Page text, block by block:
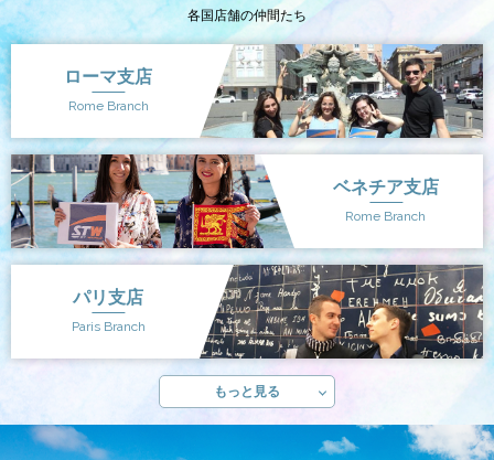
各国店舗の仲間たち
ローマ支店
Rome Branch
ベネチア支店
Rome Branch
パリ支店
Paris Branch
もっと見る